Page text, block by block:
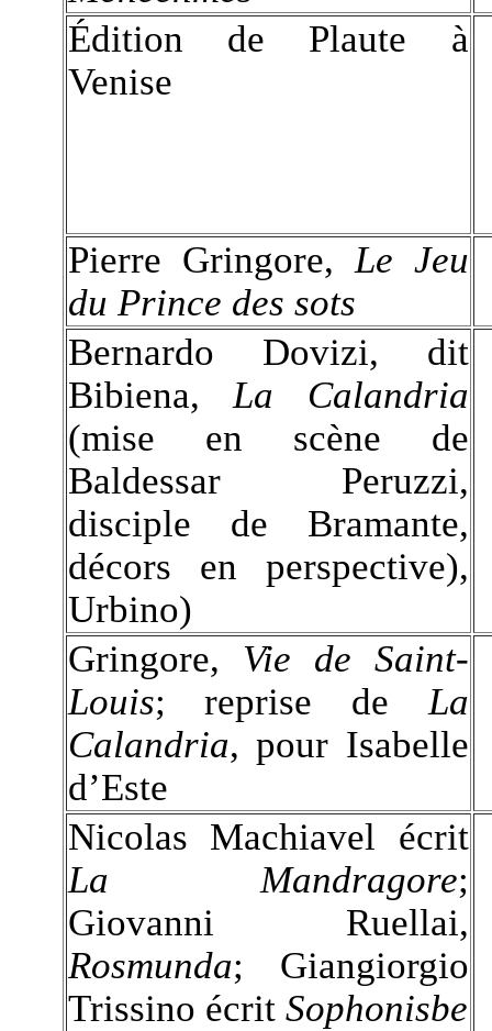
Édition de Plaute à
Venise
Pierre Gringore, Le Jeu
du Prince des sots
Bernardo Dovizi, dit
Bibiena, La Calandria
(mise en scène de
Baldessar Peruzzi,
disciple de Bramante,
décors en perspective),
Urbino)
Gringore, Vie de Saint-
Louis; reprise de La
Calandria, pour Isabelle
d’Este
Nicolas Machiavel écrit
La Mandragore;
Giovanni Ruellai,
Rosmunda; Giangiorgio
Trissino écrit Sophonisbe